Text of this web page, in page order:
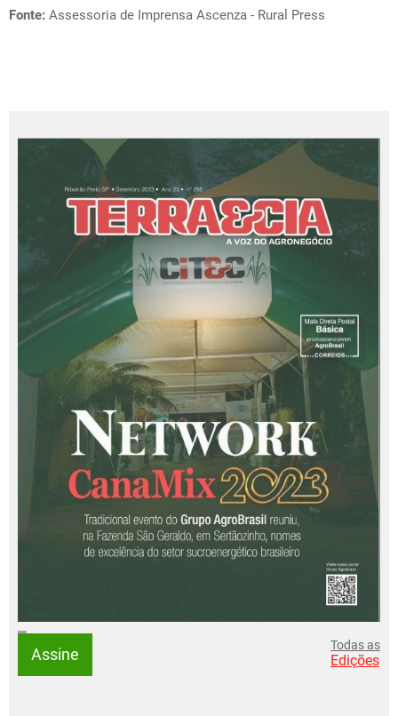
Fonte: Assessoria de Imprensa Ascenza - Rural Press
Assine Todas as
Edições